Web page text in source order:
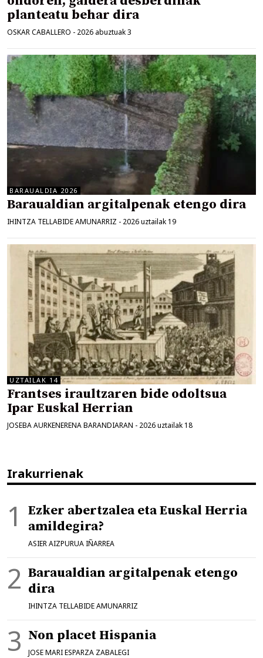
planteatu behar dira
OSKAR CABALLERO - 2026 abuztuak 3
BARAUALDIA 2026
Baraualdian argitalpenak etengo dira
IHINTZA TELLABIDE AMUNARRIZ - 2026 uztailak 19
UZTAILAK 14
Frantses iraultzaren bide odoltsua
Ipar Euskal Herrian
JOSEBA AURKENERENA BARANDIARAN - 2026 uztailak 18
Irakurrienak
Ezker abertzalea eta Euskal Herria
amildegira?
ASIER AIZPURUA IÑARREA
Baraualdian argitalpenak etengo
dira
IHINTZA TELLABIDE AMUNARRIZ
Non placet Hispania
JOSE MARI ESPARZA ZABALEGI